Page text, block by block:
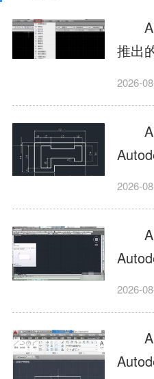
推出
工
行
纸标
协同
令行
理
云扫
2026-
CAD
绘
维
设
应用
造、
多
畅度
2026-
图设
建
械
业
2026-